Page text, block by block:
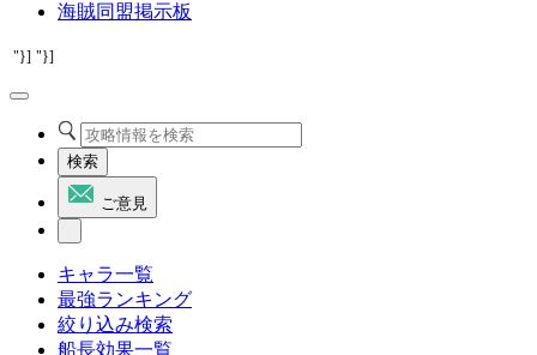
海賊同盟掲示板
"}] "}]
検索
ご意見
キャラ一覧
最強ランキング
絞り込み検索
船長効果一覧